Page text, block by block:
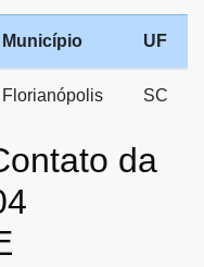
Município UF
Florianópolis SC
da